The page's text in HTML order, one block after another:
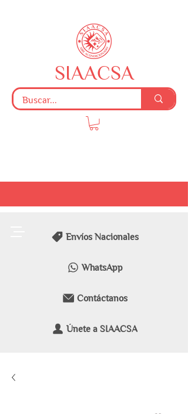
Envíos Nacionales
WhatsApp
Contáctanos
Únete a SIAACSA
SIAACSA